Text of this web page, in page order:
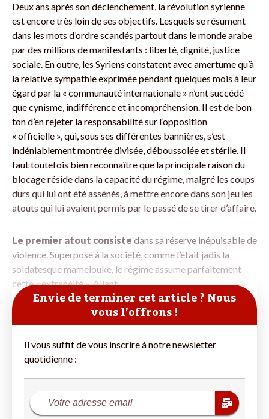
Deux ans après son déclenchement, la révolution syrienne
est encore très loin de ses objectifs. Lesquels se résument
dans les mots d’ordre scandés partout dans le monde arabe
par des millions de manifestants : liberté, dignité, justice
sociale. En outre, les Syriens constatent avec amertume qu’à
la relative sympathie exprimée pendant quelques mois à leur
égard par la « communauté internationale » n’ont succédé
que cynisme, indifférence et incompréhension. Il est de bon
ton d’en rejeter la responsabilité sur l’opposition
« officielle », qui, sous ses différentes bannières, s’est
indéniablement montrée divisée, déboussolée et stérile. Il
faut toutefois bien reconnaître que la principale raison du
blocage réside dans la capacité du régime, malgré les coups
durs qui lui ont été assénés, à mettre encore dans son jeu les
atouts qui lui avaient permis par le passé de se tirer d’affaire.
Le premier atout consiste dans sa réserve inépuisable de
violence. Superposé à la société, comme l’était jadis la
soldatesque mamelouke, le régime assume parfaitement
cette « extranéité ». Allant
Envie de terminer cet article ? Nous
vous l’offrons !
Il vous suffit de vous inscrire à notre newsletter
quotidienne :